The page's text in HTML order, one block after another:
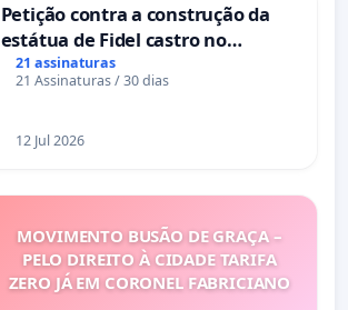
Petição contra a construção da
estátua de Fidel castro no
mirante do Caju
21 assinaturas
21 Assinaturas / 30 dias
12 Jul 2026
MOVIMENTO BUSÃO DE GRAÇA –
PELO DIREITO À CIDADE TARIFA
ZERO JÁ EM CORONEL FABRICIANO